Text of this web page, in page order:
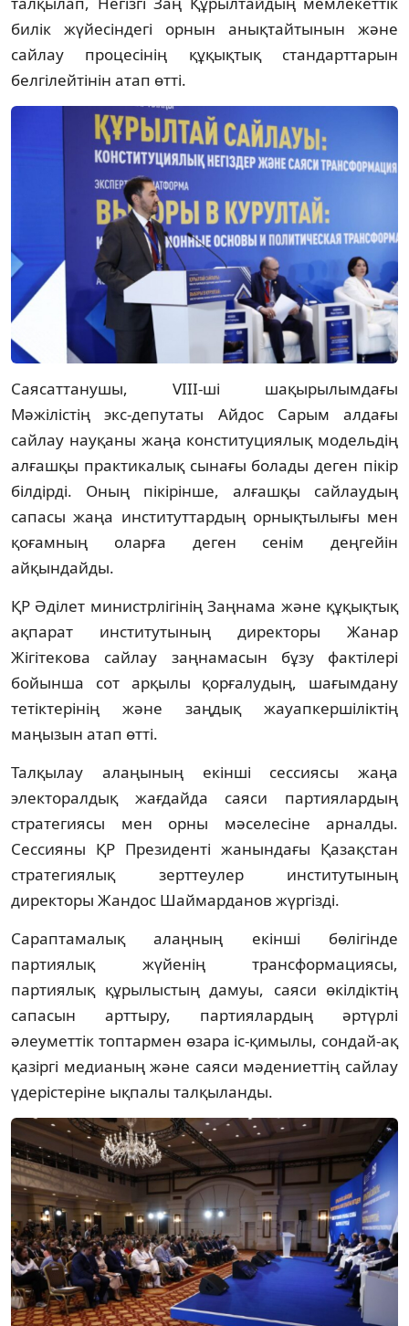
билік жүйесіндегі орнын анықтайтынын және
сайлау процесінің құқықтық стандарттарын
белгілейтінін атап өтті.
Саясаттанушы, VIII-ші шақырылымдағы
Мәжілістің экс-депутаты Айдос Сарым алдағы
сайлау науқаны жаңа конституциялық модельдің
алғашқы практикалық сынағы болады деген пікір
білдірді. Оның пікірінше, алғашқы сайлаудың
сапасы жаңа институттардың орнықтылығы мен
қоғамның оларға деген сенім деңгейін
айқындайды.
ҚР Әділет министрлігінің Заңнама және құқықтық
ақпарат институтының директоры Жанар
Жігітекова сайлау заңнамасын бұзу фактілері
бойынша сот арқылы қорғалудың, шағымдану
тетіктерінің және заңдық жауапкершіліктің
маңызын атап өтті.
Талқылау алаңының екінші сессиясы жаңа
электоралдық жағдайда саяси партиялардың
стратегиясы мен орны мәселесіне арналды.
Сессияны ҚР Президенті жанындағы Қазақстан
стратегиялық зерттеулер институтының
директоры Жандос Шаймарданов жүргізді.
Сараптамалық алаңның екінші бөлігінде
партиялық жүйенің трансформациясы,
партиялық құрылыстың дамуы, саяси өкілдіктің
сапасын арттыру, партиялардың әртүрлі
әлеуметтік топтармен өзара іс-қимылы, сондай-ақ
қазіргі медианың және саяси мәдениеттің сайлау
үдерістеріне ықпалы талқыланды.